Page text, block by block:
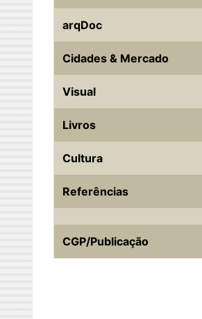
arqDoc
Cidades & Mercado
Visual
Livros
Cultura
Referências
CGP/Publicação